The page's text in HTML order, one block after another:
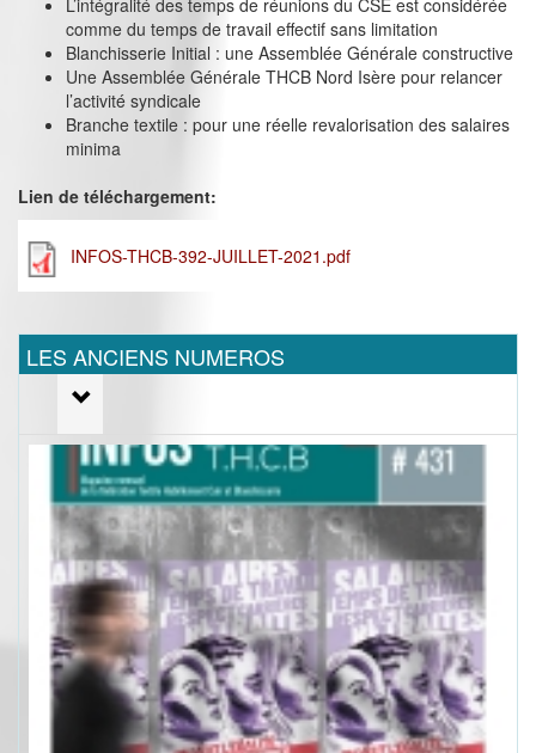
L’intégralité des temps de réunions du CSE est considérée
comme du temps de travail effectif sans limitation
Blanchisserie Initial : une Assemblée Générale constructive
Une Assemblée Générale THCB Nord Isère pour relancer
l’activité syndicale
Branche textile : pour une réelle revalorisation des salaires
minima
Lien de téléchargement:
INFOS-THCB-392-JUILLET-2021.pdf
LES ANCIENS NUMEROS